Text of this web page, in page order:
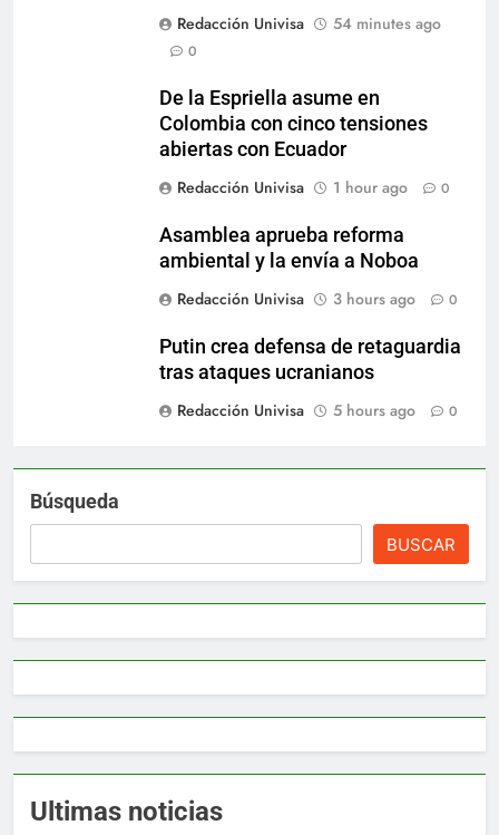
Redacción Univisa
54 minutes ago
0
De la Espriella asume en
Colombia con cinco tensiones
abiertas con Ecuador
Redacción Univisa
1 hour ago 0
Asamblea aprueba reforma
ambiental y la envía a Noboa
Redacción Univisa
3 hours ago 0
Putin crea defensa de retaguardia
tras ataques ucranianos
Redacción Univisa
5 hours ago 0
Búsqueda
BUSCAR
Ultimas noticias